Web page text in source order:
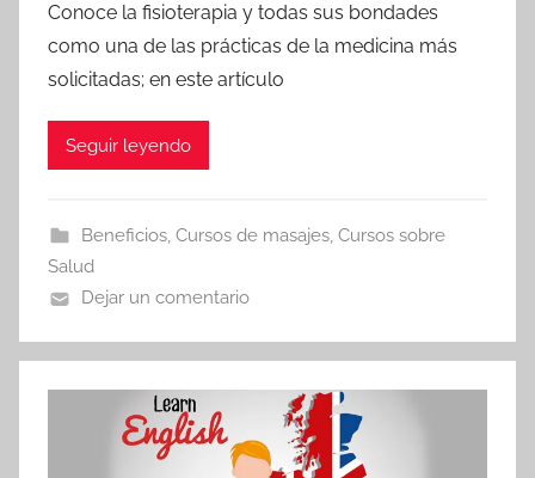
Conoce la fisioterapia y todas sus bondades
como una de las prácticas de la medicina más
solicitadas; en este artículo
Seguir leyendo
Beneficios, Cursos de masajes, Cursos sobre
Salud
Dejar un comentario